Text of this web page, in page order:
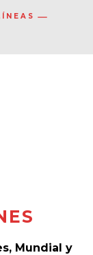
Mundial y